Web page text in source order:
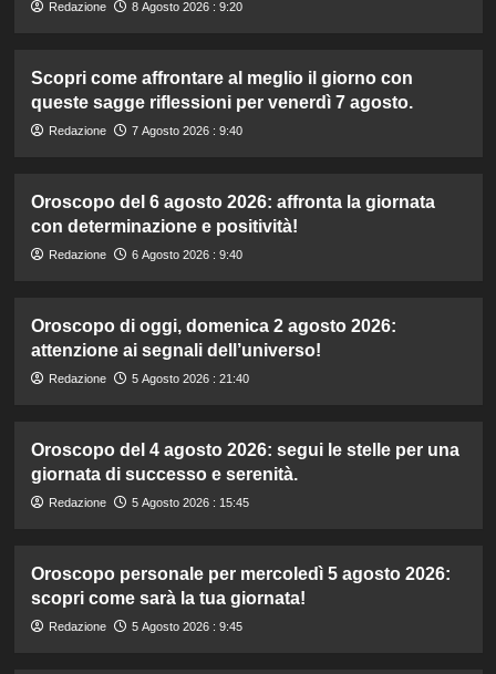
Redazione 8 Agosto 2026 : 9:20
Scopri come affrontare al meglio il giorno con
queste sagge riflessioni per venerdì 7 agosto.
Redazione 7 Agosto 2026 : 9:40
Oroscopo del 6 agosto 2026: affronta la giornata
con determinazione e positività!
Redazione 6 Agosto 2026 : 9:40
Oroscopo di oggi, domenica 2 agosto 2026:
attenzione ai segnali dell’universo!
Redazione 5 Agosto 2026 : 21:40
Oroscopo del 4 agosto 2026: segui le stelle per una
giornata di successo e serenità.
Redazione 5 Agosto 2026 : 15:45
Oroscopo personale per mercoledì 5 agosto 2026:
scopri come sarà la tua giornata!
Redazione 5 Agosto 2026 : 9:45